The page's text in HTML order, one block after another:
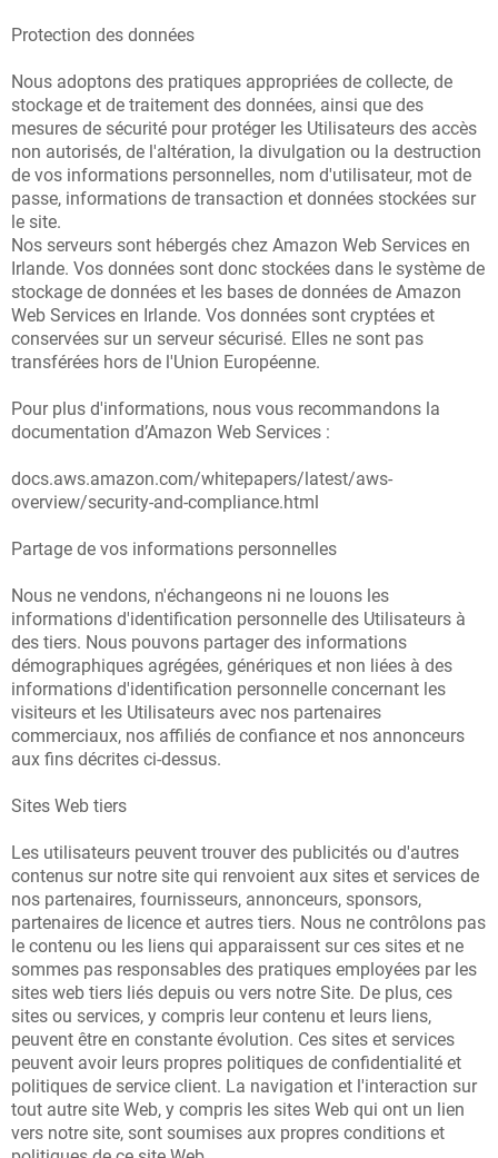
Protection des données
Nous adoptons des pratiques appropriées de collecte, de
stockage et de traitement des données, ainsi que des
mesures de sécurité pour protéger les Utilisateurs des accès
non autorisés, de l'altération, la divulgation ou la destruction
de vos informations personnelles, nom d'utilisateur, mot de
passe, informations de transaction et données stockées sur
le site.
Nos serveurs sont hébergés chez Amazon Web Services en
Irlande. Vos données sont donc stockées dans le système de
stockage de données et les bases de données de Amazon
Web Services en Irlande. Vos données sont cryptées et
conservées sur un serveur sécurisé. Elles ne sont pas
transférées hors de l'Union Européenne.
Pour plus d'informations, nous vous recommandons la
documentation d’Amazon Web Services :
docs.aws.amazon.com/whitepapers/latest/aws-
overview/security-and-compliance.html
Partage de vos informations personnelles
Nous ne vendons, n'échangeons ni ne louons les
informations d'identification personnelle des Utilisateurs à
des tiers. Nous pouvons partager des informations
démographiques agrégées, génériques et non liées à des
informations d'identification personnelle concernant les
visiteurs et les Utilisateurs avec nos partenaires
commerciaux, nos affiliés de confiance et nos annonceurs
aux fins décrites ci-dessus.
Sites Web tiers
Les utilisateurs peuvent trouver des publicités ou d'autres
contenus sur notre site qui renvoient aux sites et services de
nos partenaires, fournisseurs, annonceurs, sponsors,
partenaires de licence et autres tiers. Nous ne contrôlons pas
le contenu ou les liens qui apparaissent sur ces sites et ne
sommes pas responsables des pratiques employées par les
sites web tiers liés depuis ou vers notre Site. De plus, ces
sites ou services, y compris leur contenu et leurs liens,
peuvent être en constante évolution. Ces sites et services
peuvent avoir leurs propres politiques de confidentialité et
politiques de service client. La navigation et l'interaction sur
tout autre site Web, y compris les sites Web qui ont un lien
vers notre site, sont soumises aux propres conditions et